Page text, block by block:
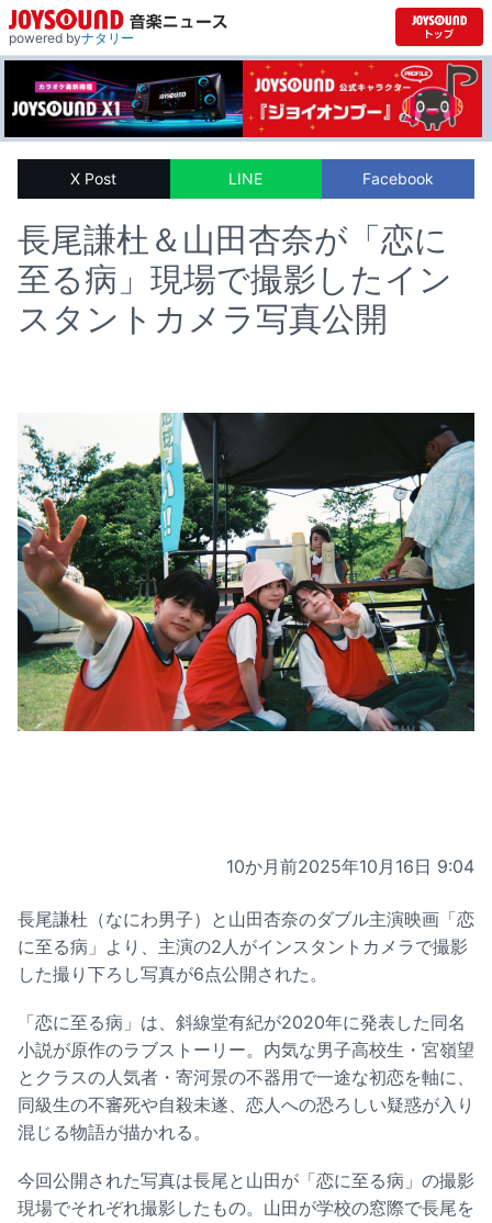
powered byナタリー
X Post LINE Facebook
長尾謙杜＆山田杏奈が「恋に
至る病」現場で撮影したイン
スタントカメラ写真公開
10か月前2025年10月16日 9:04
長尾謙杜（なにわ男子）と山田杏奈のダブル主演映画「恋
に至る病」より、主演の2人がインスタントカメラで撮影
した撮り下ろし写真が6点公開された。
「恋に至る病」は、斜線堂有紀が2020年に発表した同名
小説が原作のラブストーリー。内気な男子高校生・宮嶺望
とクラスの人気者・寄河景の不器用で一途な初恋を軸に、
同級生の不審死や自殺未遂、恋人への恐ろしい疑惑が入り
混じる物語が描かれる。
今回公開された写真は長尾と山田が「恋に至る病」の撮影
現場でそれぞれ撮影したもの。山田が学校の窓際で長尾を